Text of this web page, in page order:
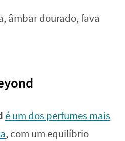
âmbar dourado, fava
é um dos perfumes mais
, com um equilíbrio